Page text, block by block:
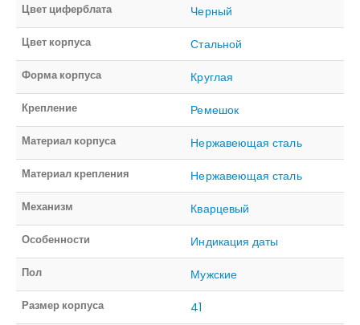
Цвет циферблата Черный
Цвет корпуса Стальной
Форма корпуса Круглая
Крепление Ремешок
Материал корпуса Нержавеющая сталь
Материал крепления Нержавеющая сталь
Механизм Кварцевый
Особенности Индикация даты
Пол Мужские
Размер корпуса 41